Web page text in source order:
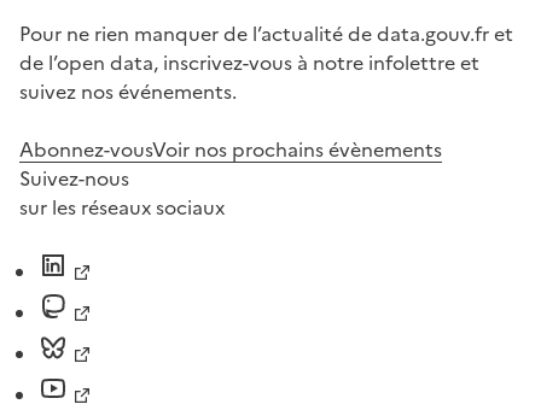
Pour ne rien manquer de l’actualité de data.gouv.fr et
de l’open data, inscrivez-vous à notre infolettre et
suivez nos événements.
Abonnez-vousVoir nos prochains évènements
Suivez-nous
sur les réseaux sociaux